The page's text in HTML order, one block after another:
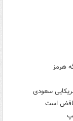
هرمز
سعودی
است